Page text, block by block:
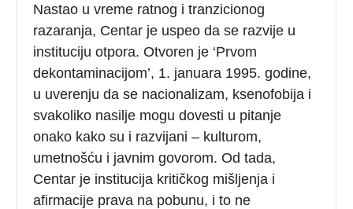
Nastao u vreme ratnog i tranzicionog
razaranja, Centar je uspeo da se razvije u
instituciju otpora. Otvoren je ‘Prvom
dekontaminacijom’, 1. januara 1995. godine,
u uverenju da se nacionalizam, ksenofobija i
svakoliko nasilje mogu dovesti u pitanje
onako kako su i razvijani – kulturom,
umetnošću i javnim govorom. Od tada,
Centar je institucija kritičkog mišljenja i
afirmacije prava na pobunu, i to ne